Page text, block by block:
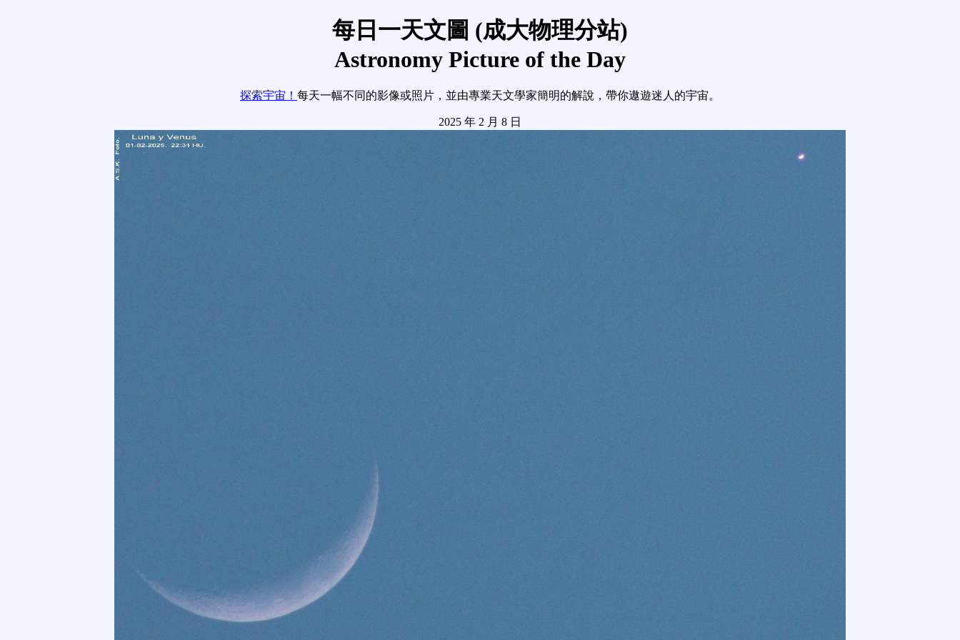
每日一天文圖 (成大物理分站)
Astronomy Picture of the Day
探索宇宙！ 每天一幅不同的影像或照片，並由專業天文學家簡明的解說，帶你遨遊迷人的宇宙。
2025 年 2 月 8 日